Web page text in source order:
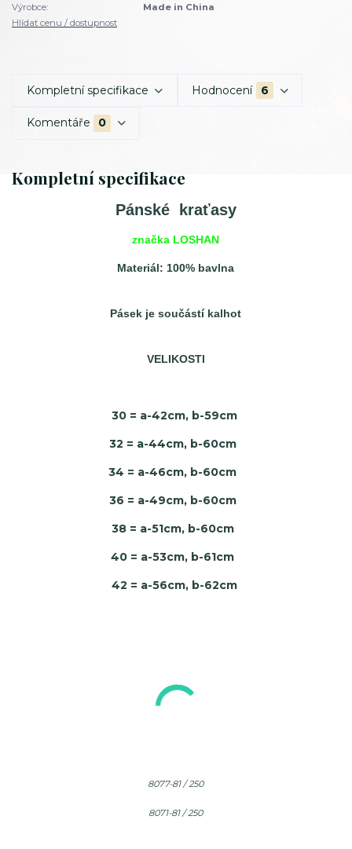
Výrobce:
Made in China
Hlídat cenu / dostupnost
Kompletní specifikace Hodnocení 6
Komentáře 0
Kompletní specifikace
Pánské kraťasy
značka LOSHAN
Materiál: 100% bavlna
Pásek je součástí kalhot
VELIKOSTI
30 = a-42cm, b-59cm
32 = a-44cm, b-60cm
34 = a-46cm, b-60cm
36 = a-49cm, b-60cm
38 = a-51cm, b-60cm
40 = a-53cm, b-61cm
42 = a-56cm, b-62cm
8077-81 / 250
8071-81 / 250